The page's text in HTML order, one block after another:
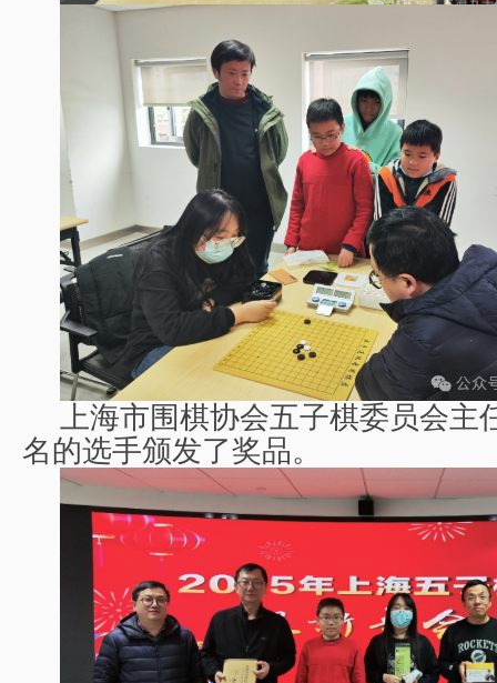
上海市围棋协会五子棋委员会主
名的选手颁发了奖品。